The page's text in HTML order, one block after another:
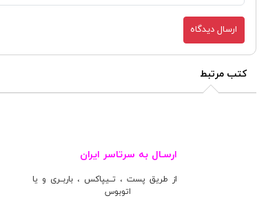
ارسال دیدگاه
کتب مرتبط
ارسـال به سرتاسر ایران
از طریق پست ، تــیپاکس ، باربــری و یا
اتوبوس